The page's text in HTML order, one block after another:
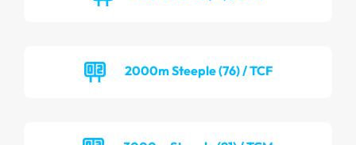
2000m Steeple (76) / TCF